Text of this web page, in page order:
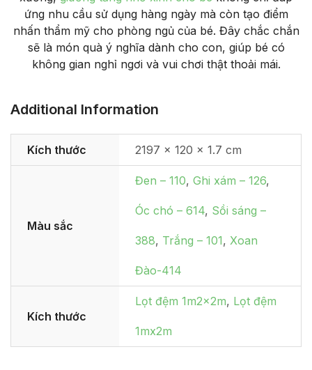
ứng nhu cầu sử dụng hàng ngày mà còn tạo điểm
nhấn thẩm mỹ cho phòng ngủ của bé. Đây chắc chắn
sẽ là món quà ý nghĩa dành cho con, giúp bé có
không gian nghỉ ngơi và vui chơi thật thoải mái.
Additional Information
Kích thước 2197 × 120 × 1.7 cm
Màu sắc
Đen – 110, Ghi xám – 126,
Óc chó – 614, Sồi sáng –
388, Trắng – 101, Xoan
Đào-414
Kích thước
Lọt đệm 1m2x2m, Lọt đệm
1mx2m